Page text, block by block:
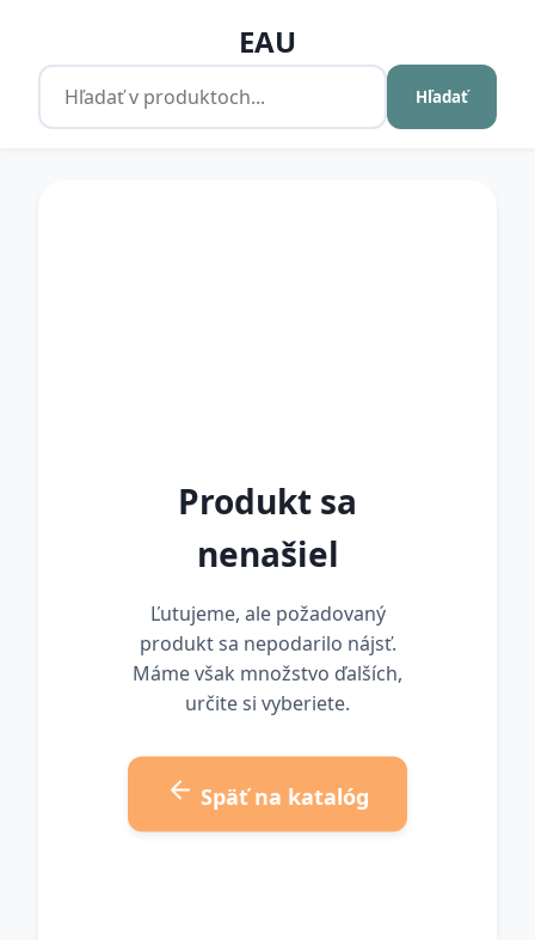
EAU
Hľadať
Produkt sa
nenašiel
Ľutujeme, ale požadovaný
produkt sa nepodarilo nájsť.
Máme však množstvo ďalších,
určite si vyberiete.
Späť na katalóg